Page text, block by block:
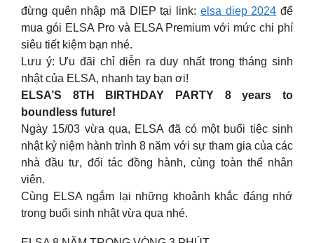
đừng quên nhập mã DIEP tại link: elsa diep 2024 để
mua gói ELSA Pro và ELSA Premium với mức chi phí
siêu tiết kiệm bạn nhé.
Lưu ý: Ưu đãi chỉ diễn ra duy nhất trong tháng sinh
nhật của ELSA, nhanh tay bạn ơi!
ELSA’S 8TH BIRTHDAY PARTY 8 years to
boundless future!
Ngày 15/03 vừa qua, ELSA đã có một buổi tiệc sinh
nhật kỷ niệm hành trình 8 năm với sự tham gia của các
nhà đầu tư, đối tác đồng hành, cùng toàn thể nhân
viên.
Cùng ELSA ngắm lại những khoảnh khắc đáng nhớ
trong buổi sinh nhật vừa qua nhé.